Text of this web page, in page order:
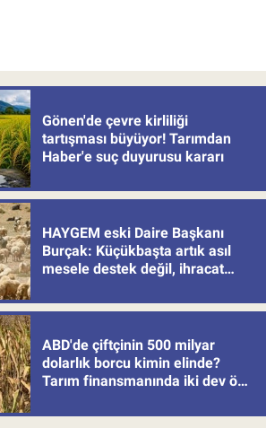
Gönen'de çevre kirliliği
tartışması büyüyor! Tarımdan
Haber'e suç duyurusu kararı
HAYGEM eski Daire Başkanı
Burçak: Küçükbaşta artık asıl
mesele destek değil, ihracat
ABD'de çiftçinin 500 milyar
dolarlık borcu kimin elinde?
Tarım finansmanında iki dev öne